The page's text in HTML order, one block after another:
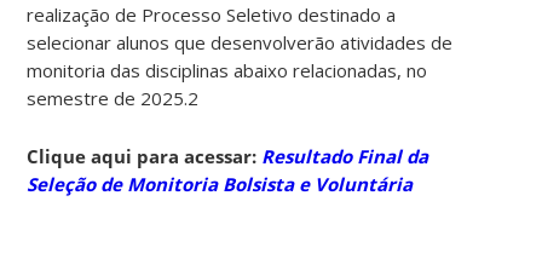
realização de Processo Seletivo destinado a
selecionar alunos que desenvolverão atividades de
monitoria das disciplinas abaixo relacionadas, no
semestre de 2025.2
Clique aqui para acessar: Resultado Final da
Seleção de Monitoria Bolsista e Voluntária